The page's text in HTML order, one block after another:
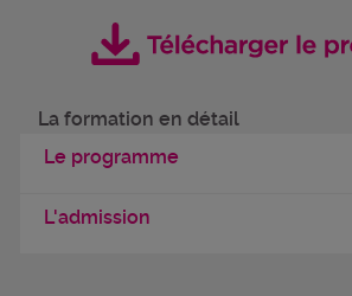
La formation en détail
Le programme
L'admission